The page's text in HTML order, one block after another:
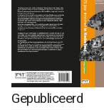
Gepubliceerd